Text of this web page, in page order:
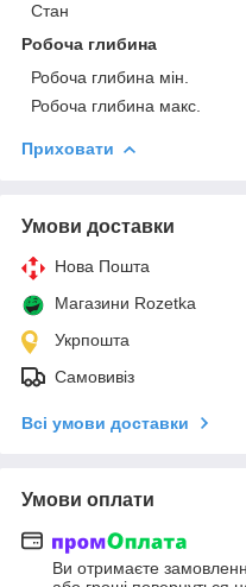
Стан
Робоча глибина
Робоча глибина мін.
Робоча глибина макс.
Приховати
Умови доставки
Нова Пошта
Магазини Rozetka
Укрпошта
Самовивіз
Всі умови доставки
Умови оплати
Ви отримаєте